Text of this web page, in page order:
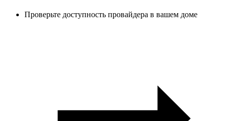
Проверьте доступность провайдера в вашем доме